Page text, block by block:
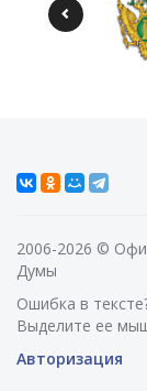
2006-2026 ©
Думы
Ошибка в
Выделите ее
Авторизация